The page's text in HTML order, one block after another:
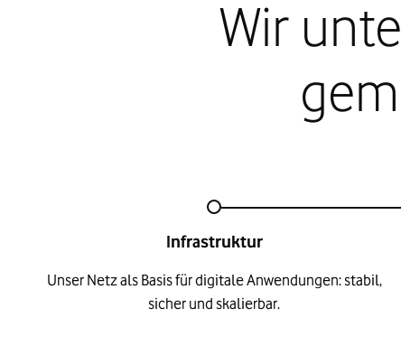
Wir
Infrastruktur
Unser Netz als Basis für digitale Anwendungen: stabil,
sicher und skalierbar.